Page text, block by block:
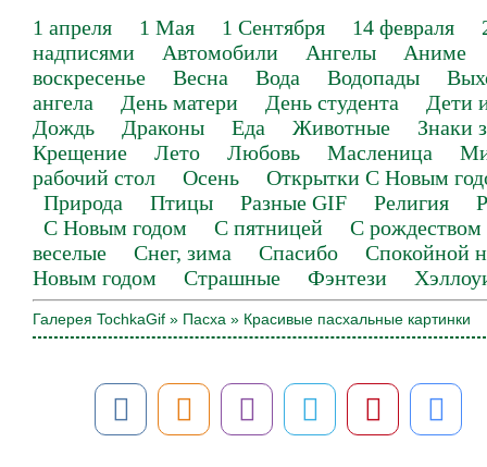
1 апреля 1 Мая 1 Сентября 14 февраля
надписями
Автомобили Ангелы
Аниме
воскресенье
Весна Вода Водопады
ангела
День матери День студента
Дети
Дождь
Драконы Еда Животные
Знаки
Крещение
Лето Любовь Масленица
рабочий стол
Осень
Открытки С Новым
Природа
Птицы Разные GIF Религия
С Новым годом
С пятницей
С рождеством
веселые
Снег, зима Спасибо
Спокойной
Новым годом
Страшные Фэнтези
Галерея TochkaGif » Пасха » Красивые пасхальные картинки